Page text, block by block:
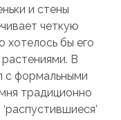
и стены
четкую
хотелось бы его
В
с формальными
традиционно